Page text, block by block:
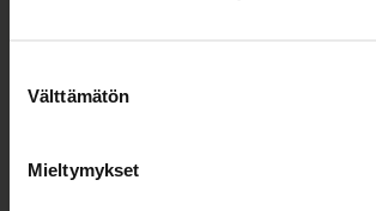
valinta
Välttämätön
Mieltymykset
Lue myös
viikolla Oulun